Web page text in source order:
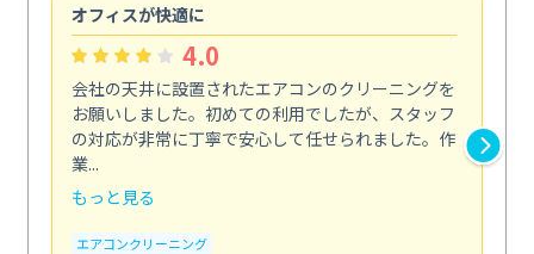
オフィスが快適に
4.0
会社の天井に設置されたエアコンのクリーニングを
お願いしました。初めての利用でしたが、スタッフ
の対応が非常に丁寧で安心して任せられました。作
業...
もっと見る
エアコンクリーニング